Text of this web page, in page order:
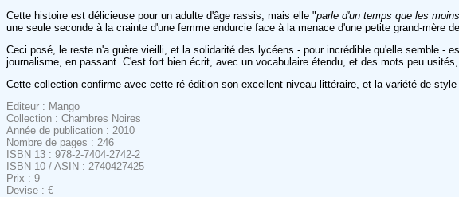
Cette histoire est délicieuse pour un adulte d'âge rassis, mais elle "parle d'un temps que les
une seule seconde à la crainte d'une femme endurcie face à la menace d'une petite grand-mère
Ceci posé, le reste n'a guère vieilli, et la solidarité des lycéens - pour incrédible qu'elle semble -
journalisme, en passant. C'est fort bien écrit, avec un vocabulaire étendu, et des mots peu
Cette collection confirme avec cette ré-édition son excellent niveau littéraire, et la variété de style
Editeur : Mango
Collection : Chambres Noires
Année de publication : 2010
Nombre de pages : 246
ISBN 13 : 978-2-7404-2742-2
ISBN 10 / ASIN : 2740427425
Prix : 9
Devise : €